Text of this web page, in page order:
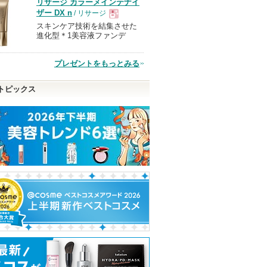
品
リサージ カラーメインテナイ
ザー DX n / リサージ
現
品
スキンケア技術を結集させた
進化型＊1美容液ファンデ
プレゼントをもっとみる
ピックス